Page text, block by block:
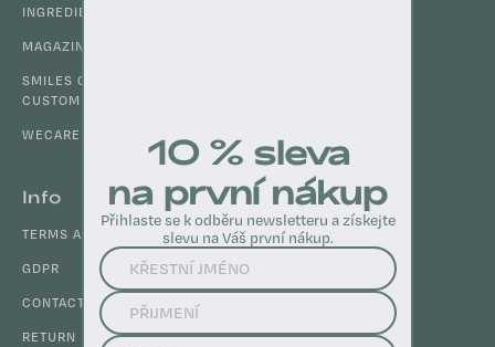
INGREDIENTS
MAGAZINE
SMILES OF SATISFIED
CUSTOMERS
WECARE CLUB
Info
TERMS AND CONDITIONS
GDPR
CONTACTS
RETURN ITEM
10 % sleva
na první nákup
Přihlaste se k odběru newsletteru a získejte
slevu na Váš první nákup.